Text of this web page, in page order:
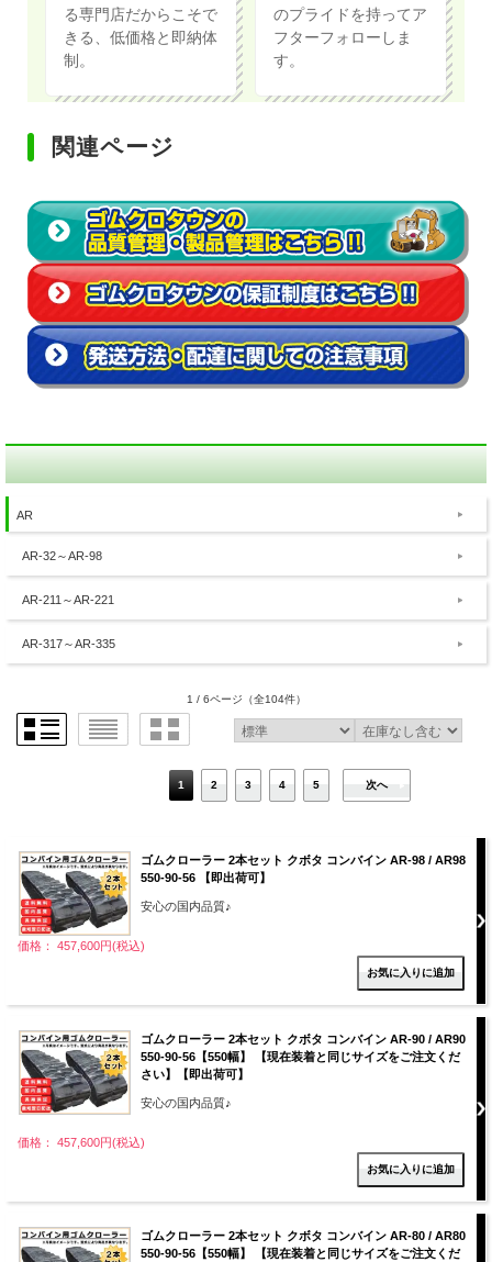
る専門店だからこそで
きる、低価格と即納体
制。
のプライドを持ってア
フターフォローしま
す。
関連ページ
AR
AR-32～AR-98
AR-211～AR-221
AR-317～AR-335
1 / 6ページ （全104件）
1 2 3 4 5 次へ
ゴムクローラー 2本セット クボタ コンバイン AR-98 / AR98
550-90-56 【即出荷可】
安心の国内品質♪
価格： 457,600円(税込)
ゴムクローラー 2本セット クボタ コンバイン AR-90 / AR90
550-90-56【550幅】 【現在装着と同じサイズをご注文くだ
さい】【即出荷可】
安心の国内品質♪
価格： 457,600円(税込)
ゴムクローラー 2本セット クボタ コンバイン AR-80 / AR80
550-90-56【550幅】 【現在装着と同じサイズをご注文くだ